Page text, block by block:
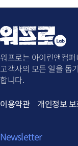
워프로는 아이린앤컴
고객사의 모든 일을 돕
합니다.
이용약관
개인정보
Newsletter